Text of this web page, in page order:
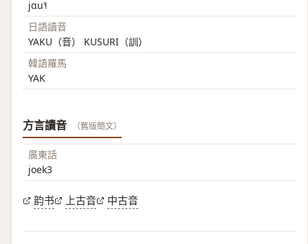
jɑu˥˧
日語讀音
YAKU（音） KUSURI（訓）
韓語羅馬
YAK
方言讀音 （舊版簡文）
廣東話
joek3
韵书 上古音 中古音